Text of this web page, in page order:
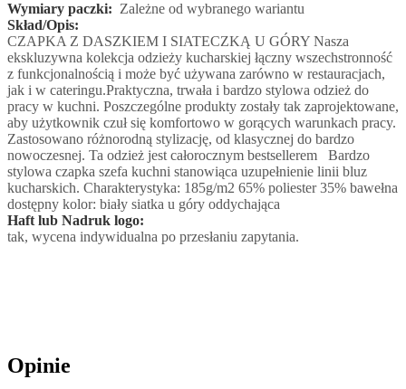
Wymiary paczki: Zależne od wybranego wariantu
Skład/Opis:
CZAPKA Z DASZKIEM I SIATECZKĄ U GÓRY Nasza
ekskluzywna kolekcja odzieży kucharskiej łączny wszechstronność
z funkcjonalnością i może być używana zarówno w restauracjach,
jak i w cateringu.Praktyczna, trwała i bardzo stylowa odzież do
pracy w kuchni. Poszczególne produkty zostały tak zaprojektowane,
aby użytkownik czuł się komfortowo w gorących warunkach pracy.
Zastosowano różnorodną stylizację, od klasycznej do bardzo
nowoczesnej. Ta odzież jest całorocznym bestsellerem Bardzo
stylowa czapka szefa kuchni stanowiąca uzupełnienie linii bluz
kucharskich. Charakterystyka: 185g/m2 65% poliester 35% bawełna
dostępny kolor: biały siatka u góry oddychająca
Haft lub Nadruk logo:
tak, wycena indywidualna po przesłaniu zapytania.
Opinie